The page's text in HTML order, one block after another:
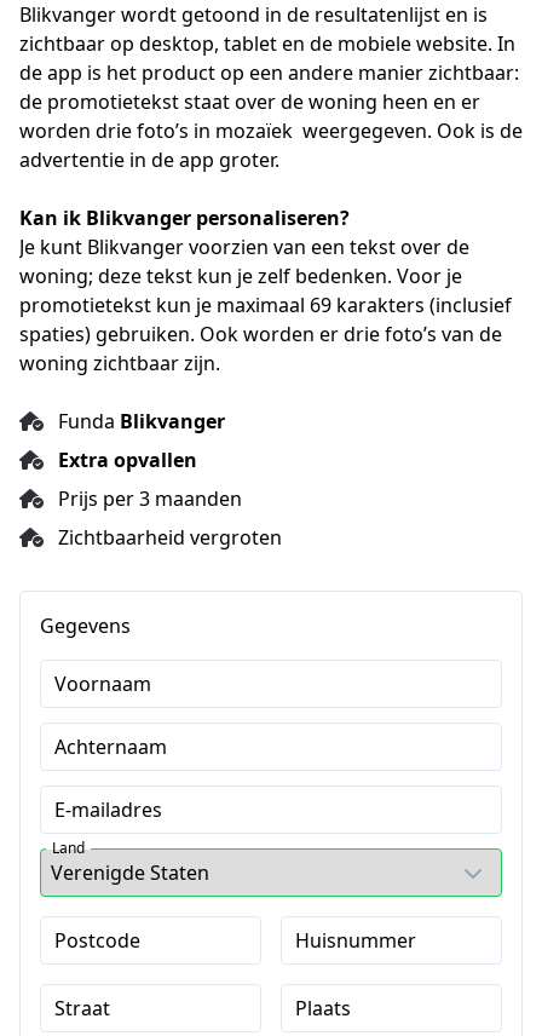
Blikvanger wordt getoond in de resultatenlijst en is
zichtbaar op desktop, tablet en de mobiele website. In
de app is het product op een andere manier zichtbaar:
de promotietekst staat over de woning heen en er
worden drie foto’s in mozaïek  weergegeven. Ook is de
advertentie in de app groter.
Kan ik Blikvanger personaliseren?
Je kunt Blikvanger voorzien van een tekst over de
woning; deze tekst kun je zelf bedenken. Voor je
promotietekst kun je maximaal 69 karakters (inclusief
spaties) gebruiken. Ook worden er drie foto’s van de
woning zichtbaar zijn.
Funda Blikvanger
Extra opvallen
Prijs per 3 maanden
Zichtbaarheid vergroten
Gegevens
Voornaam
Achternaam
E-mailadres
Land
Postcode Huisnummer
Straat Plaats